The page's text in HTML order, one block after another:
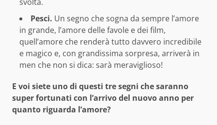
Pesci. Un segno che sogna da sempre l’amore
in grande, l’amore delle favole e dei film,
quell’amore che renderà tutto davvero incredibile
e magico e, con grandissima sorpresa, arriverà in
men che non si dica: sarà meraviglioso!
E voi siete uno di questi tre segni che saranno
super fortunati con l’arrivo del nuovo anno per
quanto riguarda l’amore?